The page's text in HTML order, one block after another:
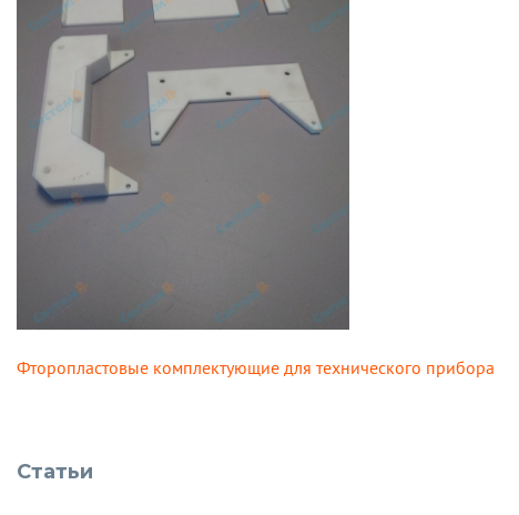
Фторопластовые комплектующие для технического прибора
Статьи